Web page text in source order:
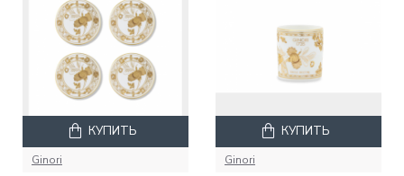
Ginori
КУПИТЬ
Ginori
КУПИТЬ